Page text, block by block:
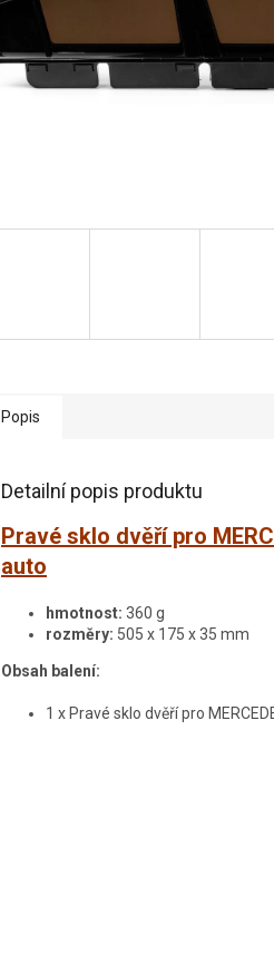
Popis
Detailní popis produktu
Pravé sklo dvěří pro
auto
hmotnost: 360 g
rozměry: 505 x 175 x 35 mm
Obsah balení:
1 x Pravé sklo dvěří pro